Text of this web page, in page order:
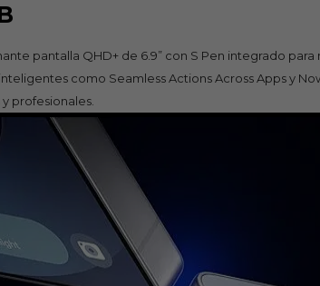
pantalla QHD+ de 6.9” con S Pen integrado
como Seamless Actions Across Apps y
profesionales.